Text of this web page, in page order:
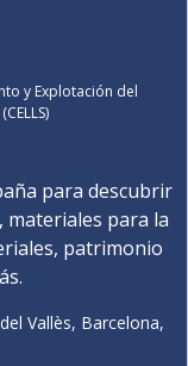
y Explotación del
para descubrir
materiales para la
patrimonio
Vallès, Barcelona,